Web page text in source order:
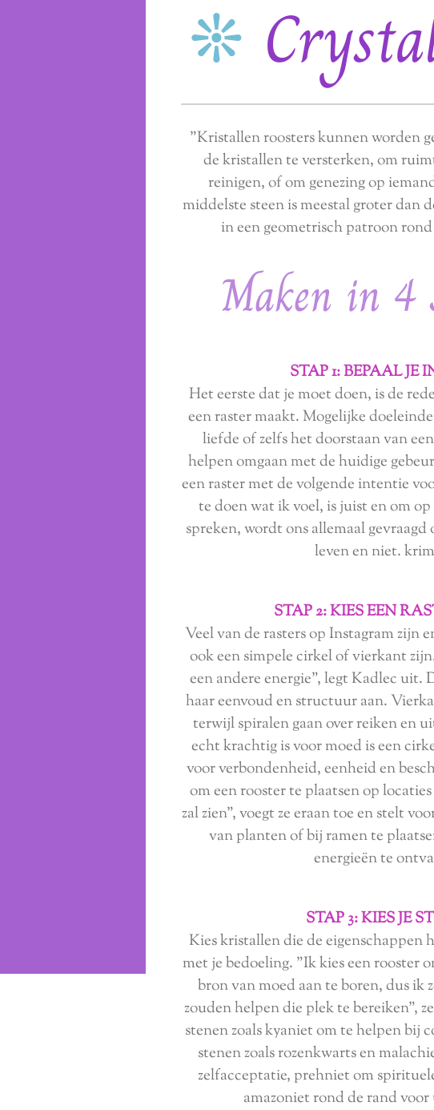
❊
"Kristallen roosters kunnen worden
de kristallen te versterken, om
reinigen, of om genezing op
middelste steen is meestal groter dan
in een geometrisch patroon
Maken in 4
STAP 1: BEPAAL JE
Het eerste dat je moet doen, is de
een raster maakt. Mogelijke
liefde of zelfs het doorstaan ​​van
helpen omgaan met de huidige
een raster met de volgende intentie
te doen wat ik voel, is juist en om
spreken, wordt ons allemaal
leven en niet.
STAP 2: KIES EEN
Veel van de rasters op Instagram zijn
ook een simpele cirkel of vierkant
een andere energie", legt Kadlec uit.
haar eenvoud en structuur aan.
terwijl spiralen gaan over reiken en
echt krachtig is voor moed is een
voor verbondenheid, eenheid en
om een ​​rooster te plaatsen op
zal zien", voegt ze eraan toe en stelt
van planten of bij ramen te
energieën te
STAP 3: KIES JE
Kies kristallen die de eigenschappen
met je bedoeling. "Ik kies een rooster
bron van moed aan te boren, dus ik
zouden helpen die plek te bereiken",
stenen zoals kyaniet om te helpen bij
stenen zoals rozenkwarts en
zelfacceptatie, prehniet om
amazoniet rond de rand